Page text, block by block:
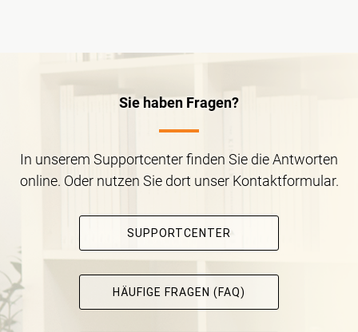
Sie haben Fragen?
In unserem Supportcenter finden Sie die Antworten
online. Oder nutzen Sie dort unser Kontaktformular.
SUPPORTCENTER
HÄUFIGE FRAGEN (FAQ)